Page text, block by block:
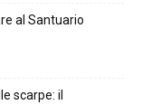
al Santuario
scarpe: il